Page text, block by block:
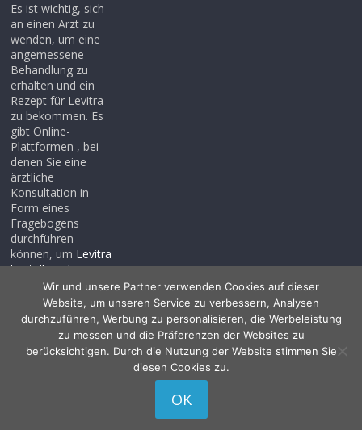
Es ist wichtig, sich
an einen Arzt zu
wenden, um eine
angemessene
Behandlung zu
erhalten und ein
Rezept für Levitra
zu bekommen. Es
gibt Online-
Plattformen , bei
denen Sie eine
ärztliche
Konsultation in
Form eines
Fragebogens
durchführen
können, um Levitra
bestellen ohne
rezept, auch wenn
Sie noch kein
Rezept haben .
Wir und unsere Partner verwenden Cookies auf dieser
Website, um unseren Service zu verbessern, Analysen
durchzuführen, Werbung zu personalisieren, die Werbeleistung
zu messen und die Präferenzen der Websites zu
berücksichtigen. Durch die Nutzung der Website stimmen Sie
diesen Cookies zu.
OK